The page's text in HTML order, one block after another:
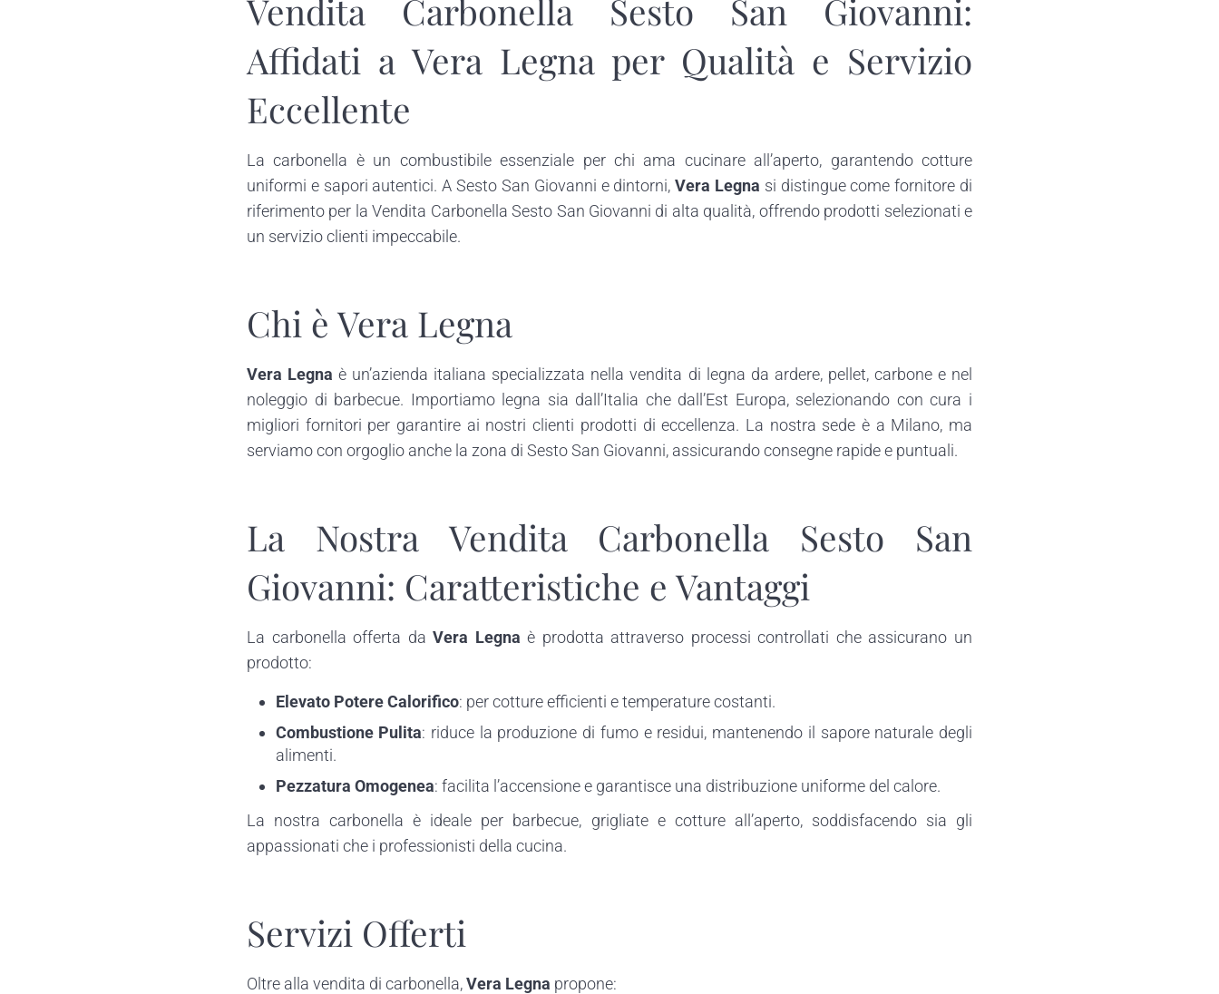
Vendita Carbonella Sesto San Giovanni:
Affidati a Vera Legna per Qualità e Servizio
Eccellente
La carbonella è un combustibile essenziale per chi ama cucinare all’aperto, garantendo cotture
uniformi e sapori autentici. A Sesto San Giovanni e dintorni,Vera Legna si distingue come fornitore di
riferimento per la Vendita Carbonella Sesto San Giovanni di alta qualità, offrendo prodotti selezionati e
un servizio clienti impeccabile.
Chi è Vera Legna
Vera Legna è un’azienda italiana specializzata nella vendita di legna da ardere, pellet, carbone e nel
noleggio di barbecue. Importiamo legna sia dall’Italia che dall’Est Europa, selezionando con cura i
migliori fornitori per garantire ai nostri clienti prodotti di eccellenza. La nostra sede è a Milano, ma
serviamo con orgoglio anche la zona di Sesto San Giovanni, assicurando consegne rapide e puntuali.
La Nostra Vendita Carbonella Sesto San
Giovanni: Caratteristiche e Vantaggi
La carbonella offerta daVera Legna è prodotta attraverso processi controllati che assicurano un
prodotto:
Elevato Potere Calorifico: per cotture efficienti e temperature costanti.
Combustione Pulita: riduce la produzione di fumo e residui, mantenendo il sapore naturale degli
alimenti.
Pezzatura Omogenea: facilita l’accensione e garantisce una distribuzione uniforme del calore.
La nostra carbonella è ideale per barbecue, grigliate e cotture all’aperto, soddisfacendo sia gli
appassionati che i professionisti della cucina.
Servizi Offerti
Oltre alla vendita di carbonella,Vera Legna propone: